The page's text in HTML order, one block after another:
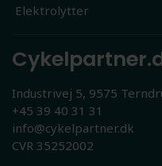
Elektrolytter
Industrivej 5, 9575
+45 39 40 31 31
info@cykelpartner.dk
CVR 35252002